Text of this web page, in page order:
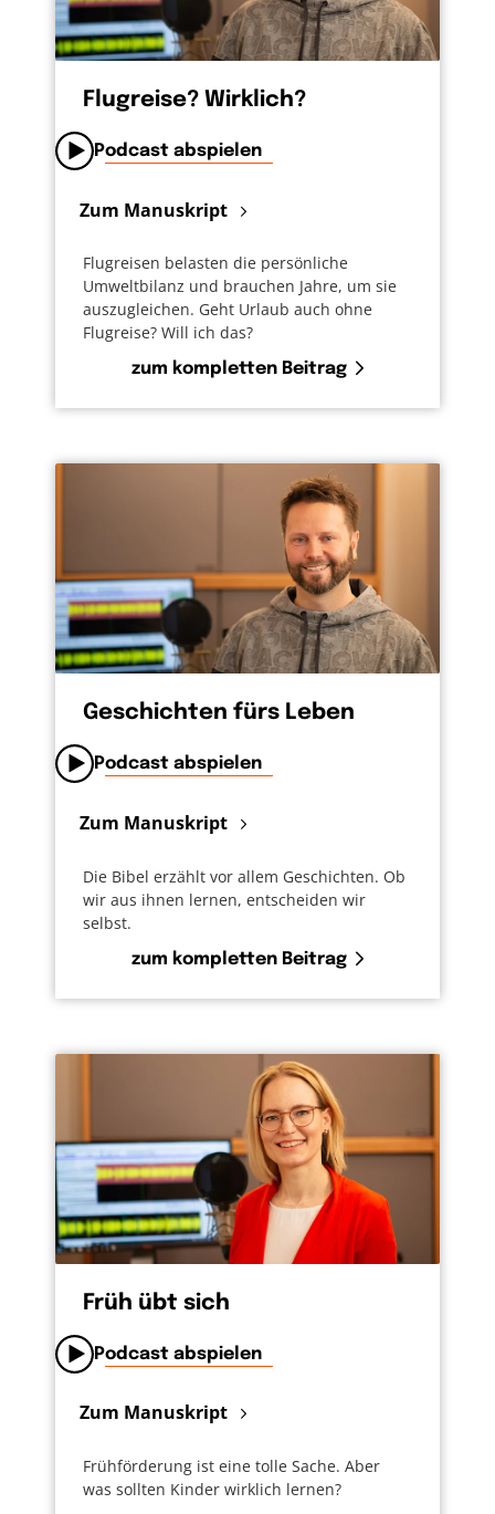
Flugreise? Wirklich?
Podcast abspielen
Zum Manuskript
Flugreisen belasten die persönliche
Umweltbilanz und brauchen Jahre, um sie
auszugleichen. Geht Urlaub auch ohne
Flugreise? Will ich das?
zum kompletten Beitrag
Geschichten fürs Leben
Podcast abspielen
Zum Manuskript
Die Bibel erzählt vor allem Geschichten. Ob
wir aus ihnen lernen, entscheiden wir
selbst.
zum kompletten Beitrag
Früh übt sich
Podcast abspielen
Zum Manuskript
Frühförderung ist eine tolle Sache. Aber
was sollten Kinder wirklich lernen?